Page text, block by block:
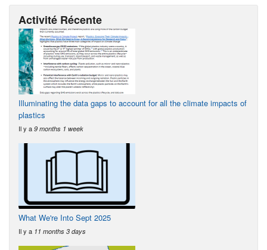
Activité Récente
Illuminating the data gaps to account for all the climate impacts of
plastics
Il y a 9 months 1 week
What We're Into Sept 2025
Il y a 11 months 3 days